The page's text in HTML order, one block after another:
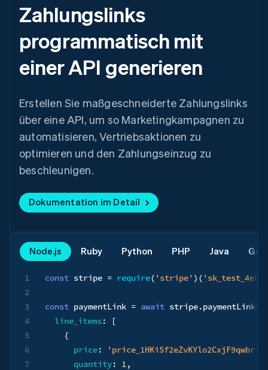
Zahlungslinks
programmatisch mit
einer API generieren
Erstellen Sie maßgeschneiderte Zahlungslinks
über eine API, um so Marketingkampagnen zu
automatisieren, Vertriebsaktionen zu
optimieren und den Zahlungseinzug zu
beschleunigen.
Dokumentation im Detail
Node.js Ruby Python PHP Java Go
1
2
3
4
5
6
7
const stripe = require( 'stripe' ) (
const paymentLink = await stripe.paymentLinks
line_items:
[
{
price: 'price_1HKiSf2eZvKYlo2CxjF9qwbr'
quantity: 1,